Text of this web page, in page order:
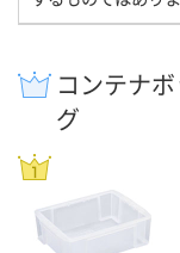
コンテナ
グ